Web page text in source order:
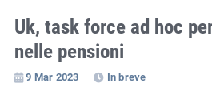
Uk, task force ad hoc
nelle pensioni
9 Mar 2023 In breve